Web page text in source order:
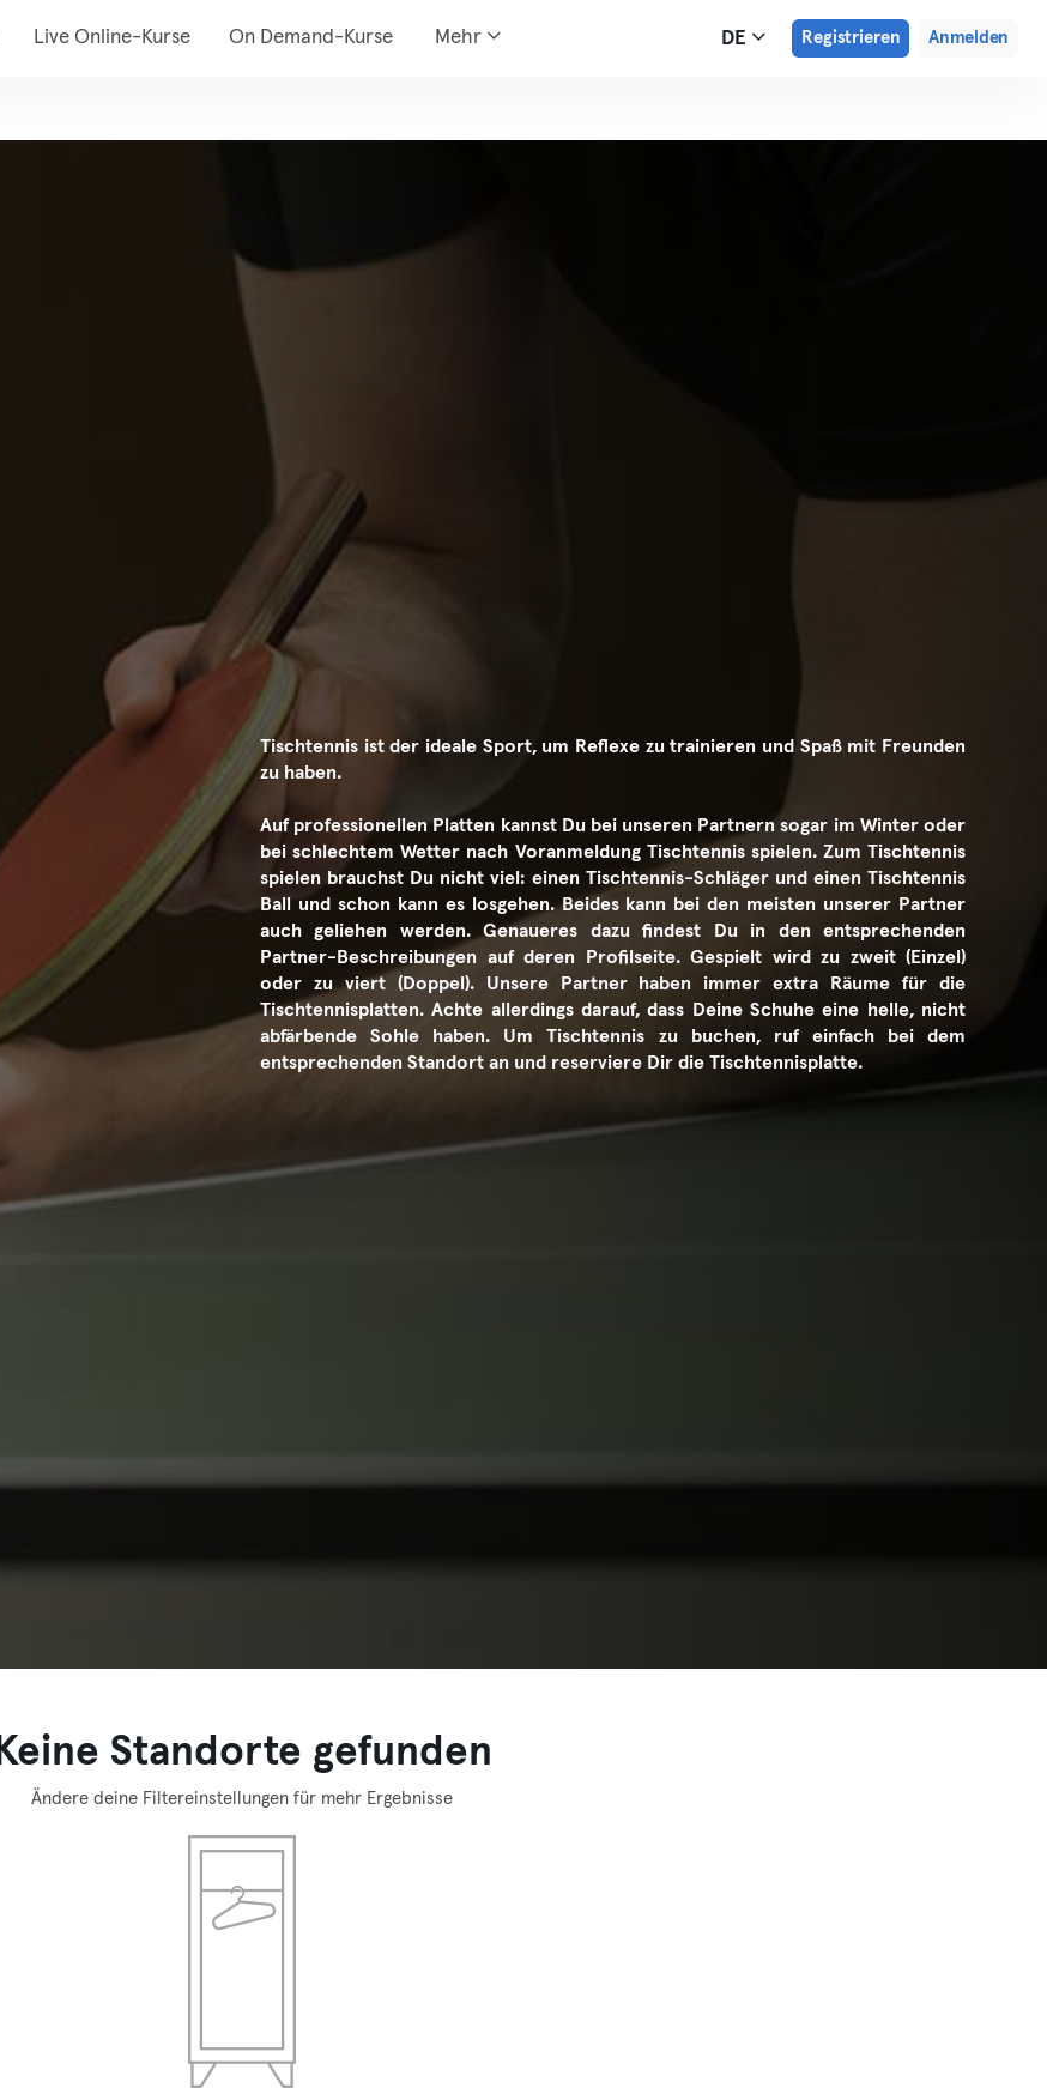
Live Online-Kurse On Demand-Kurse Mehr DE Registrieren Anmelden
Tischtennis ist der ideale Sport, um Reflexe zu trainieren und Spaß mit Freunden
zu haben.
Auf professionellen Platten kannst Du bei unseren Partnern sogar im Winter oder
bei schlechtem Wetter nach Voranmeldung Tischtennis spielen. Zum Tischtennis
spielen brauchst Du nicht viel: einen Tischtennis-Schläger und einen Tischtennis
Ball und schon kann es losgehen. Beides kann bei den meisten unserer Partner
auch geliehen werden. Genaueres dazu findest Du in den entsprechenden
Partner-Beschreibungen auf deren Profilseite. Gespielt wird zu zweit (Einzel)
oder zu viert (Doppel). Unsere Partner haben immer extra Räume für die
Tischtennisplatten. Achte allerdings darauf, dass Deine Schuhe eine helle, nicht
abfärbende Sohle haben. Um Tischtennis zu buchen, ruf einfach bei dem
entsprechenden Standort an und reserviere Dir die Tischtennisplatte.
Keine Standorte gefunden
Ändere deine Filtereinstellungen für mehr Ergebnisse